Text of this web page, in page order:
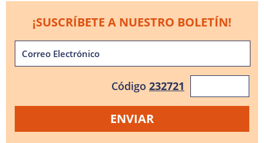
¡SUSCRÍBETE A NUESTRO BOLETÍN!
Código 232721